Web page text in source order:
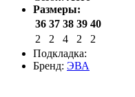
Размеры:
36 37 38 39 40
2
2 4 2
2
Подкладка:
Бренд: ЭВА